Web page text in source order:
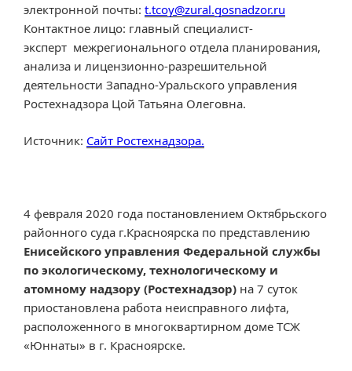
электронной почты: t.tcoy@zural.gosnadzor.ru
Контактное лицо: главный специалист-
эксперт межрегионального отдела планирования,
анализа и лицензионно-разрешительной
деятельности Западно-Уральского управления
Ростехнадзора Цой Татьяна Олеговна.
Источник: Сайт Ростехнадзора.
4 февраля 2020 года постановлением Октябрьского
районного суда г.Красноярска по представлению
Енисейского управления Федеральной службы
по экологическому, технологическому и
атомному надзору (Ростехнадзор) на 7 суток
приостановлена работа неисправного лифта,
расположенного в многоквартирном доме ТСЖ
«Юннаты» в г. Красноярске.